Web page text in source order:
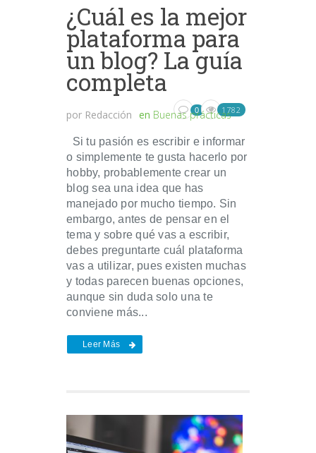
¿Cuál es la mejor
plataforma para
un blog? La guía
completa
por Redacción en Buenas prácticas
0 1782
Si tu pasión es escribir e informar
o simplemente te gusta hacerlo por
hobby, probablemente crear un
blog sea una idea que has
manejado por mucho tiempo. Sin
embargo, antes de pensar en el
tema y sobre qué vas a escribir,
debes preguntarte cuál plataforma
vas a utilizar, pues existen muchas
y todas parecen buenas opciones,
aunque sin duda solo una te
conviene más...
Leer Más